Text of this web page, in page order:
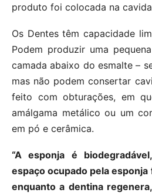
produto foi colocada na
Os Dentes têm capacidade
Podem produzir uma
camada abaixo do esmalte –
mas não podem consertar
feito com obturações, em
amálgama metálico ou um
em pó e cerâmica.
“A esponja é
espaço ocupado pela
enquanto a dentina